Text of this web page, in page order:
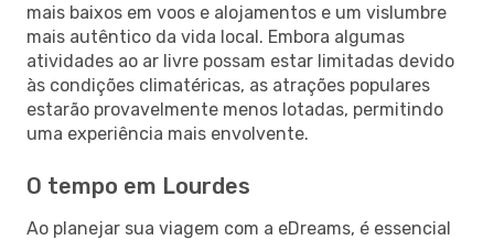
mais baixos em voos e alojamentos e um vislumbre
mais autêntico da vida local. Embora algumas
atividades ao ar livre possam estar limitadas devido
às condições climatéricas, as atrações populares
estarão provavelmente menos lotadas, permitindo
uma experiência mais envolvente.
O tempo em Lourdes
Ao planejar sua viagem com a eDreams, é essencial